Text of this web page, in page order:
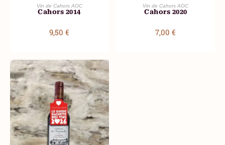
AJOUTER AU PANIER
Vin de Cahors AOC
Cahors 2014
9,50€
AJOUTER AU PANIER
Vin de Cahors AOC
Cahors 2020
7,00€